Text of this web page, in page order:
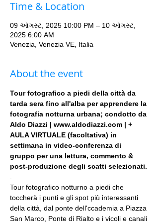
Time & Location
09 ઑગસ્ટ, 2025 10:00 PM – 10 ઑગસ્ટ,
2025 6:00 AM
Venezia, Venezia VE, Italia
About the event
Tour fotografico a piedi della città da
tarda sera fino all'alba per apprendere la
fotografia notturna urbana; condotto da
Aldo Diazzi | www.aldodiazzi.com | +
AULA VIRTUALE (facoltativa) in
settimana in video-conferenza di
gruppo per una lettura, commento &
post-produzione degli scatti selezionati.
Tour fotografico notturno a piedi che
toccherà i punti e gli spot più interessanti
della città, dal ponte dell'ccademia a Piazza
San Marco, Ponte di Rialto e i vicoli e canali